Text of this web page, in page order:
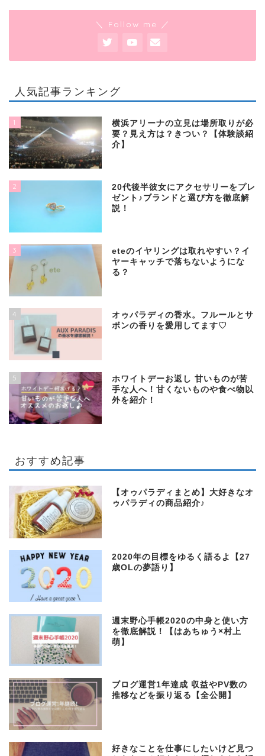
＼ Follow me ／
人気記事ランキング
1
横浜アリーナの立見は場所取りが必
要？見え方は？きつい？【体験談紹
介】
2
20代後半彼女にアクセサリーをプレ
ゼント♪ブランドと選び方を徹底解
説！
3
eteのイヤリングは取れやすい？イ
ヤーキャッチで落ちないようにな
る？
4
オゥパラディの香水。フルールとサ
ボンの香りを愛用してます♡
5
ホワイトデーお返し 甘いものが苦
手な人へ！甘くないものや食べ物以
外を紹介！
おすすめ記事
【オゥパラディまとめ】大好きなオ
ゥパラディの商品紹介♪
2020年の目標をゆるく語るよ【27
歳OLの夢語り】
週末野心手帳2020の中身と使い方
を徹底解説！【はあちゅう×村上
萌】
ブログ運営1年達成 収益やPV数の
推移などを振り返る【全公開】
好きなことを仕事にしたいけど見つ